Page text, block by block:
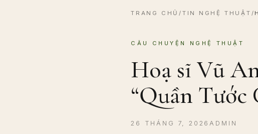
TRANG CHỦ/ TIN NGHỆ THUẬT /
CÂU CHUYỆN NGHỆ THUẬT
Hoạ sĩ Vũ
“Quần Tước
26 THÁNG 7, 2026ADMIN